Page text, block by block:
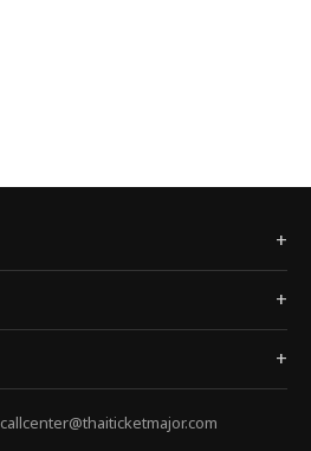
callcenter@thaiticketmajor.com